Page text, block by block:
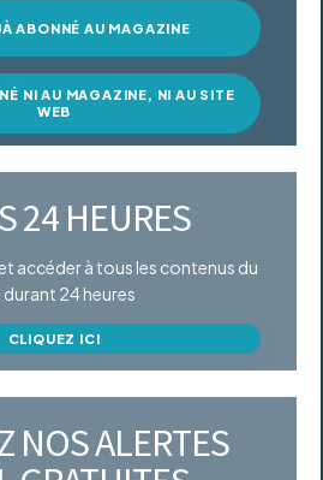
ABONNÉ AU MAGAZINE
NI AU MAGAZINE, NI AU SITE
WEB
24 HEURES
accéder à tous les contenus du
durant 24 heures
CLIQUEZ ICI
NOS ALERTES